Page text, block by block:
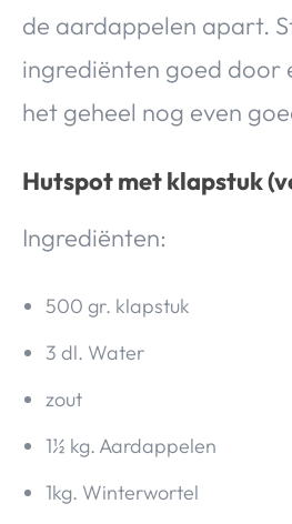
de aardappelen apart.
ingrediënten goed door
het geheel nog even
Hutspot met klapstuk
Ingrediënten:
500 gr. klapstuk
3 dl. Water
zout
1½ kg. Aardappelen
1kg. Winterwortel